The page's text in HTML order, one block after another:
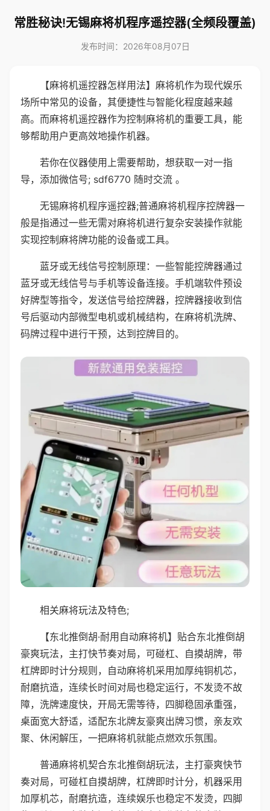
常胜秘诀!无锡麻将机程序遥控器(全频段覆盖)
发布时间：2026年08月07日
【麻将机遥控器怎样用法】麻将机作为现代娱乐
场所中常见的设备，其便捷性与智能化程度越来越
高。而麻将机遥控器作为控制麻将机的重要工具，能
够帮助用户更高效地操作机器。
若你在仪器使用上需要帮助，想获取一对一指
导，添加微信号; sdf6770 随时交流 。
无锡麻将机程序遥控器;普通麻将机程序控牌器一
般是指通过一些无需对麻将机进行复杂安装操作就能
实现控制麻将牌功能的设备或工具。
蓝牙或无线信号控制原理：一些智能控牌器通过
蓝牙或无线信号与手机等设备连接。手机端软件预设
好牌型等指令，发送信号给控牌器，控牌器接收到信
号后驱动内部微型电机或机械结构，在麻将机洗牌、
码牌过程中进行干预，达到控牌目的。
相关麻将玩法及特色;
【东北推倒胡·耐用自动麻将机】贴合东北推倒胡
豪爽玩法，主打快节奏对局，可碰杠、自摸胡牌，带
杠牌即时计分规则，自动麻将机采用加厚纯铜机芯，
耐磨抗造，连续长时间对局也稳定运行，不发烫不故
障，洗牌速度快，开局无需等待，四脚稳固承重强，
桌面宽大舒适，适配东北牌友豪爽出牌习惯，亲友欢
聚、休闲解压，一把麻将机就能点燃欢乐氛围。
普通麻将机契合东北推倒胡玩法，主打豪爽快节
奏对局，可碰杠自摸胡牌，杠牌即时计分，机器采用
加厚机芯，耐磨抗造，连续娱乐也稳定不发烫，四脚